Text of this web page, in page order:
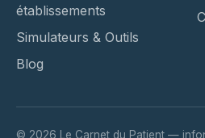
établissements
Simulateurs & Outils
Blog
© 2026 Le Carnet du Patient —